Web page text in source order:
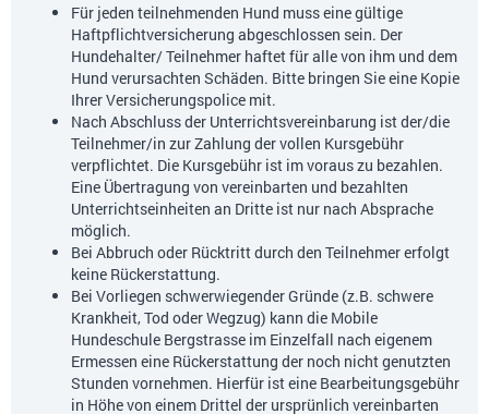
Für jeden teilnehmenden Hund muss eine gültige
Haftpflichtversicherung abgeschlossen sein. Der
Hundehalter/ Teilnehmer haftet für alle von ihm und dem
Hund verursachten Schäden. Bitte bringen Sie eine Kopie
Ihrer Versicherungspolice mit.
Nach Abschluss der Unterrichtsvereinbarung ist der/die
Teilnehmer/in zur Zahlung der vollen Kursgebühr
verpflichtet. Die Kursgebühr ist im voraus zu bezahlen.
Eine Übertragung von vereinbarten und bezahlten
Unterrichtseinheiten an Dritte ist nur nach Absprache
möglich.
Bei Abbruch oder Rücktritt durch den Teilnehmer erfolgt
keine Rückerstattung.
Bei Vorliegen schwerwiegender Gründe (z.B. schwere
Krankheit, Tod oder Wegzug) kann die Mobile
Hundeschule Bergstrasse im Einzelfall nach eigenem
Ermessen eine Rückerstattung der noch nicht genutzten
Stunden vornehmen. Hierfür ist eine Bearbeitungsgebühr
in Höhe von einem Drittel der ursprünlich vereinbarten